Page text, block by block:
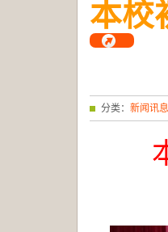
本校
分类： 新闻讯息